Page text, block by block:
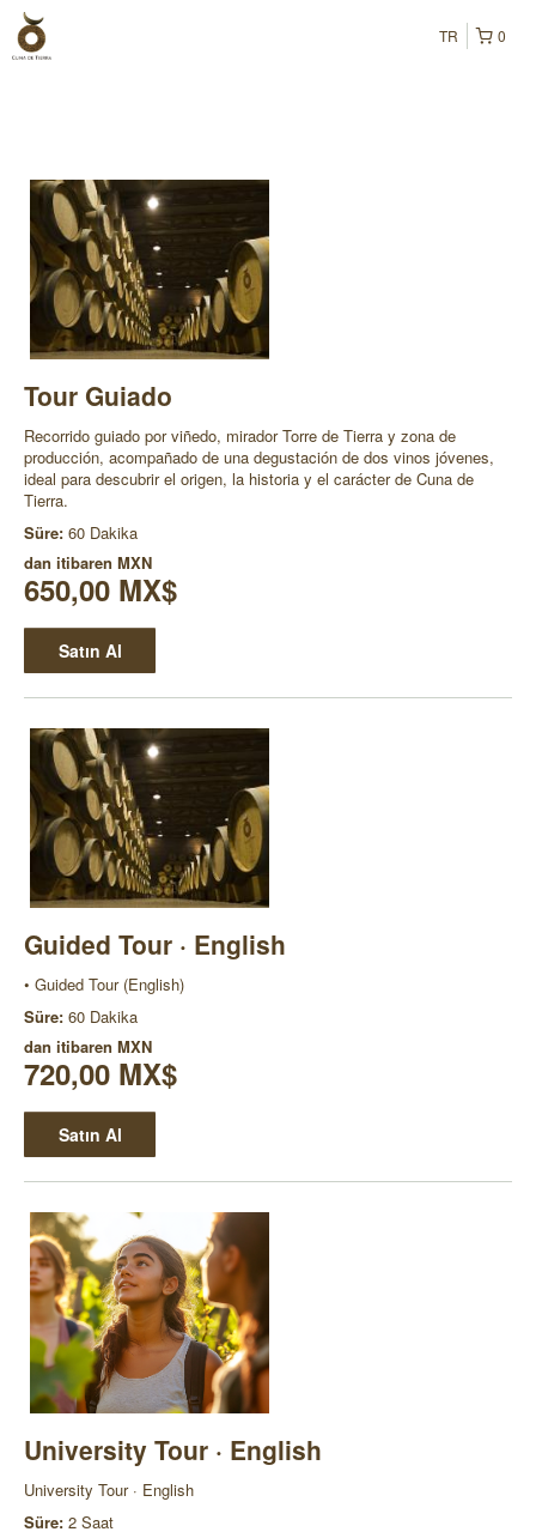
0
TR
Tour Guiado
Recorrido guiado por viñedo, mirador Torre de Tierra y zona de
producción, acompañado de una degustación de dos vinos jóvenes,
ideal para descubrir el origen, la historia y el carácter de Cuna de
Tierra.
Süre: 60 Dakika
dan itibaren MXN
650,00 MX$
Satın Al
Guided Tour · English
• Guided Tour (English)
Süre: 60 Dakika
dan itibaren MXN
720,00 MX$
Satın Al
University Tour · English
University Tour · English
Süre: 2 Saat